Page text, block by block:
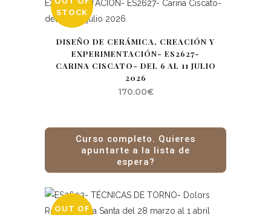
STOCK
DISEÑO DE CERÁMICA, CREACIÓN Y
EXPERIMENTACIÓN- ES2627-
CARINA CISCATO- DEL 6 AL 11 JULIO
2026
170.00€
Curso completo. Quieres
apuntarte a la lista de
espera?
OUT OF